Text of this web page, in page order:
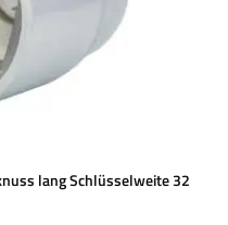
lang Schlüsselweite 32